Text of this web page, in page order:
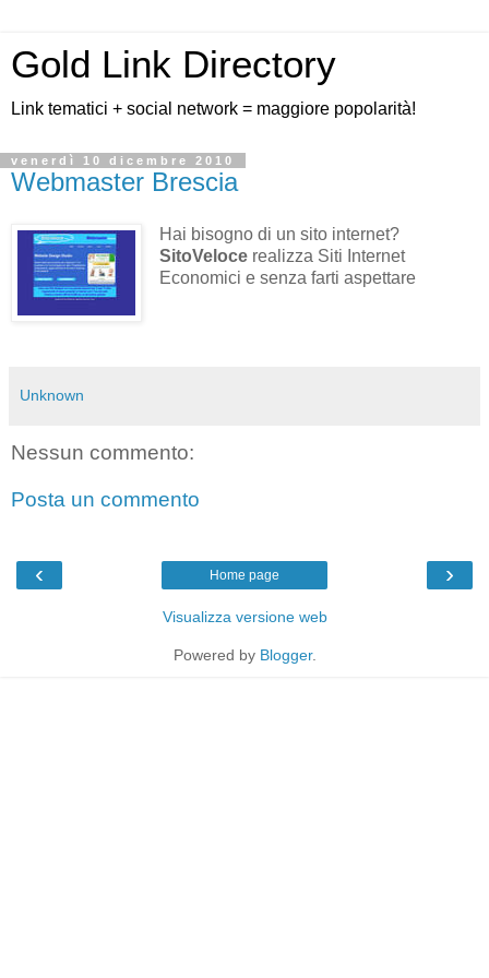
Gold Link Directory
Link tematici + social network = maggiore popolarità!
venerdì 10 dicembre 2010
Webmaster Brescia
Hai bisogno di un sito internet?
SitoVelocerealizza Siti Internet
Economici e senza farti aspettare
Unknown
Nessun commento:
Posta un commento
‹ ›
Home page
Visualizza versione web
Powered by Blogger.